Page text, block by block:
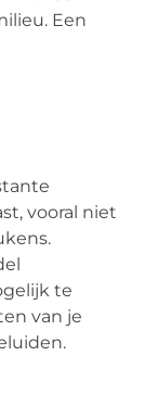
Een
vooral niet
te
van je